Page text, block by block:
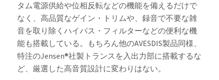
タム電源供給や位相反転などの機能を備えるだけで
なく、高品質なゲイン・トリムや、録音で不要な雑
音を取り除くハイパス・フィルターなどの便利な機
能も搭載している。もちろん他のAVESDIS製品同様、
特注のJensen®社製トランスを入出力部に搭載するな
ど、厳選した高音質設計に変わりはない。